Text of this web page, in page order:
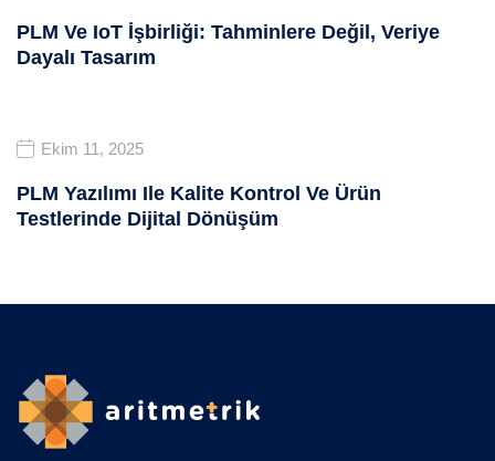
PLM Ve IoT İşbirliği: Tahminlere Değil, Veriye
Dayalı Tasarım
Ekim 11, 2025
PLM Yazılımı Ile Kalite Kontrol Ve Ürün
Testlerinde Dijital Dönüşüm